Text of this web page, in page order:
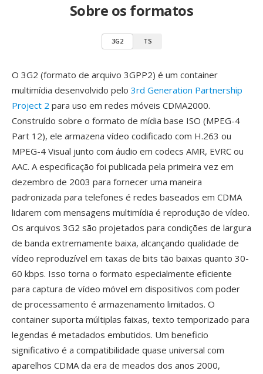
Sobre os formatos
3G2 TS
O 3G2 (formato de arquivo 3GPP2) é um container
multimídia desenvolvido pelo 3rd Generation Partnership
Project 2 para uso em redes móveis CDMA2000.
Construído sobre o formato de mídia base ISO (MPEG-4
Part 12), ele armazena vídeo codificado com H.263 ou
MPEG-4 Visual junto com áudio em codecs AMR, EVRC ou
AAC. A especificação foi publicada pela primeira vez em
dezembro de 2003 para fornecer uma maneira
padronizada para telefones é redes baseados em CDMA
lidarem com mensagens multimídia é reprodução de vídeo.
Os arquivos 3G2 são projetados para condições de largura
de banda extremamente baixa, alcançando qualidade de
vídeo reproduzível em taxas de bits tão baixas quanto 30-
60 kbps. Isso torna o formato especialmente eficiente
para captura de vídeo móvel em dispositivos com poder
de processamento é armazenamento limitados. O
container suporta múltiplas faixas, texto temporizado para
legendas é metadados embutidos. Um beneficio
significativo é a compatibilidade quase universal com
aparelhos CDMA da era de meados dos anos 2000,